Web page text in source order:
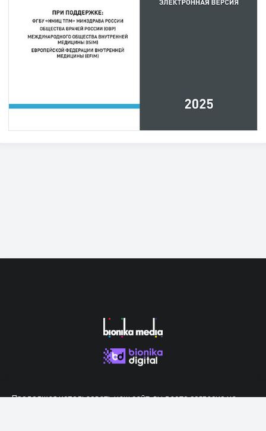
Продолжая использовать наш сайт, вы даете согласие на